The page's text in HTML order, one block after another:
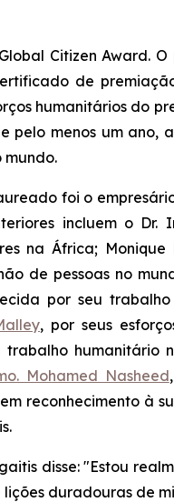
Citizen Award. O
de
humanitários do
menos um ano,
mundo.
foi o
incluem o Dr.
na África; Monique
de pessoas no
por seu
, por seus
trabalho humanitário
Mohamed Nasheed
reconhecimento à
disse: "Estou
duradouras de